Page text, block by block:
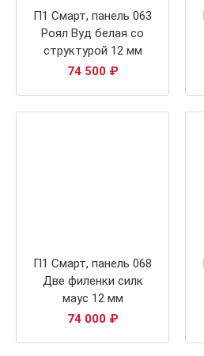
П1 Смарт, панель 063
Роял Вуд белая со
структурой 12 мм
74 500 ₽
П1 Смарт, панель 068
Две филенки силк
маус 12 мм
74 000 ₽